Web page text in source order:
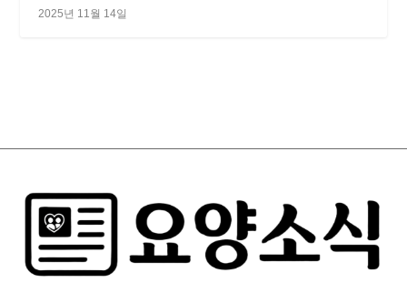
2025년 11월 14일